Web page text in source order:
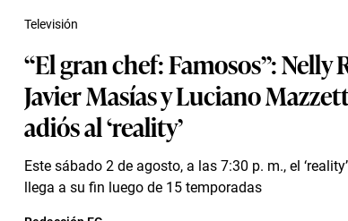
“El gran chef: Famosos”: Nelly
Javier Masías y Luciano
adiós al ‘reality’
Este sábado 2 de agosto, a las 7:30 p. m., el
llega a su fin luego de 15 temporadas
Televisión